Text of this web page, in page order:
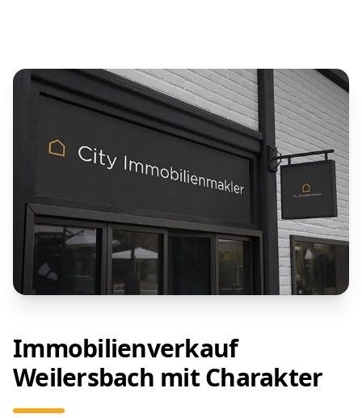
Immobilienverkauf
Weilersbach mit Charakter
Ob geerbtes Elternhaus in Weilersbach, Kapitalanlage
oder emotional behaftete Immobilie in Weilersbach –
wir begegnen als Immobilienmakler Weilersbach jeder
Immobilie mit Respekt. Und jedem Menschen mit
Senada Spitzenberger- Ihr Immobilienmaklerin in
Ingolstadt
Sandra Jurcevic